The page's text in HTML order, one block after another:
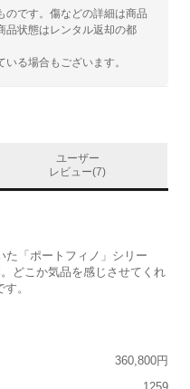
のです。傷などの詳細は商品
品状態はレンタル返却の都
る場合もございます。
ユーザー
レビュー(7)
た「ポートフィノ」シリー
どこか気品を感じさせてくれ
。
360,800円